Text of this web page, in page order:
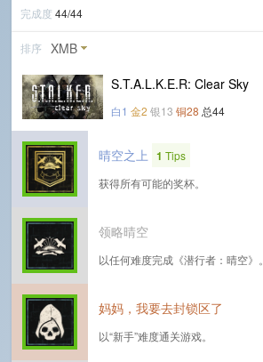
完成度 44/44
排序 XMB
S.T.A.L.K.E.R: Clear Sky
白1 金2 银13 铜28 总44
晴空之上 1 Tips
获得所有可能的奖杯。
领略晴空
以任何难度完成《潜行者：晴空》。
妈妈，我要去封锁区了
以“新手”难度通关游戏。